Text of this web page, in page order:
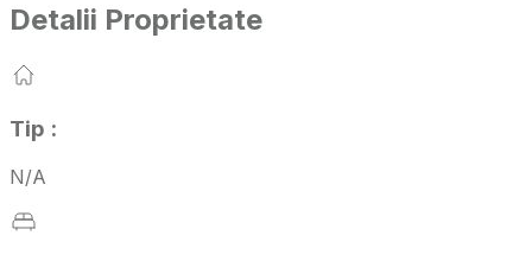
Detalii Proprietate
Tip :
N/A